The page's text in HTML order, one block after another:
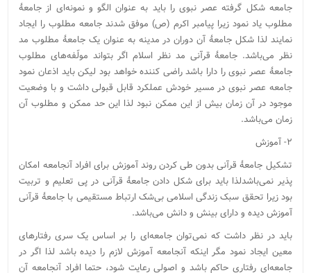
جامعه شکل گرفته عصر نبوی را باید به عنوان الگو و نمونه‌ای از جامعۀ
مطلوب یاد نمود زیرا پیامبر اکرم (ص) موفق شدند جامعه مطلوب را ایجاد
نمایند لذا شکل جامعۀ آن دوران در مدینه به عنوان یک جامعۀ مطلوب مد
نظر می‌باشد. جامعۀ قرآنی مد نظر اسلام اگر بتواند مولّفه‌های مطلوب
جامعۀ عصر نبوی را دارا باشد راضی کننده خواهد بود لیکن باید اذعان نمود
جامعه عصر نبوی در مسیر خودش عملکرد قابل قبولی داشت و با وضعیت
موجود در آن زمان بیش از این ممکن نبود لذا این حد ممکن و مطلوب آن
زمان می‌باشد.
۲- آموزش
تشکیل جامعۀ قرآنی بدون طی کردن روند آموزش برای افراد آنجامعه امکان
پذیر نمی‌باشدلذا باید برای شکل دادن جامعۀ قرآنی در پی تعلیم و تربیت
بود زیرا تحقق سبک زندگی اسلامی بی‌شک ارتباط مستقیمی با جامعۀ قرآنی
آموزش دیده و دارای بینش و دانش می‌باشد.
باید در نظر داشت که نمی‌توان جامعه‌ای را بر اساس یک سری رفتارهای
معین ایجاد نمود مگر اینکه آنجامعه آموزش لازم را دیده باشد لذا اگر در
جامعه‌ای رفتاری حاکم باشد و اصولی رعایت شود، حتما افراد آنجامعه آن